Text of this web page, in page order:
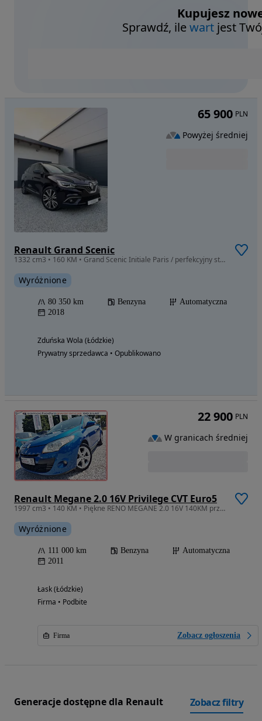
Kupujesz
Sprawdź, ilewart jest
Renault Grand Scenic
1332 cm3 • 160 KM • Grand Scenic Initiale Paris / perfekcyjny stan / automat
Wyróżnione
80 350 km Benzyna
Automatyczna
2018
Zduńska Wola (Łódzkie)
Prywatny sprzedawca • Opublikowano
65 900 PLN
Powyżej średniej
Renault Megane 2.0 16V Privilege CVT Euro5
1997 cm3 • 140 KM • Piękne RENO MEGANE 2.0 16V 140KM przeb 111tyś AUTOMAT 1ROK GWARANCJI !
Wyróżnione
111 000 km Benzyna
Automatyczna
2011
Łask (Łódzkie)
Firma • Podbite
Firma Zobacz ogłoszenia
22 900 PLN
W granicach średniej
Generacje dostępne dla Renault Zobacz filtry